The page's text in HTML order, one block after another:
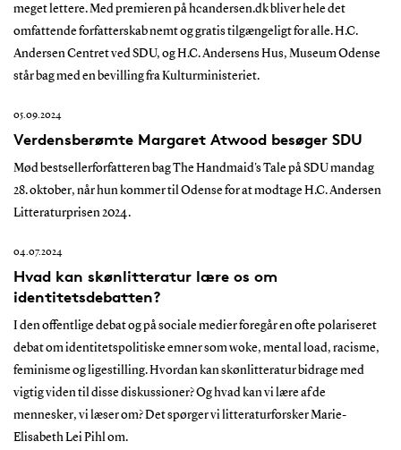
meget lettere. Med premieren på hcandersen.dk bliver hele det
omfattende forfatterskab nemt og gratis tilgængeligt for alle. H.C.
Andersen Centret ved SDU, og H.C. Andersens Hus, Museum Odense
står bag med en bevilling fra Kulturministeriet.
05.09.2024
Verdensberømte Margaret Atwood besøger SDU
Mød bestsellerforfatteren bag The Handmaid's Tale på SDU mandag
28. oktober, når hun kommer til Odense for at modtage H.C. Andersen
Litteraturprisen 2024.
04.07.2024
Hvad kan skønlitteratur lære os om
identitetsdebatten?
I den offentlige debat og på sociale medier foregår en ofte polariseret
debat om identitetspolitiske emner som woke, mental load, racisme,
feminisme og ligestilling. Hvordan kan skønlitteratur bidrage med
vigtig viden til disse diskussioner? Og hvad kan vi lære af de
mennesker, vi læser om? Det spørger vi litteraturforsker Marie-
Elisabeth Lei Pihl om.